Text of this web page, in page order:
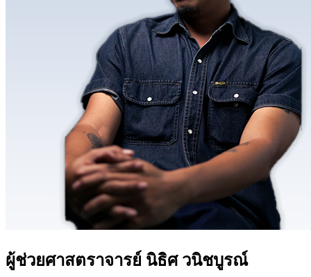
ผู้ช่วยศาสตราจารย์ นิธิศ วนิชบูรณ์